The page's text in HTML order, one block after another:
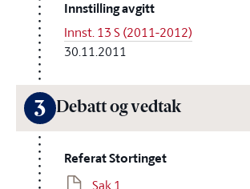
Innstilling avgitt
Innst. 13 S (2011-2012)
30.11.2011
3 Debatt og vedtak
Referat Stortinget
Sak 1